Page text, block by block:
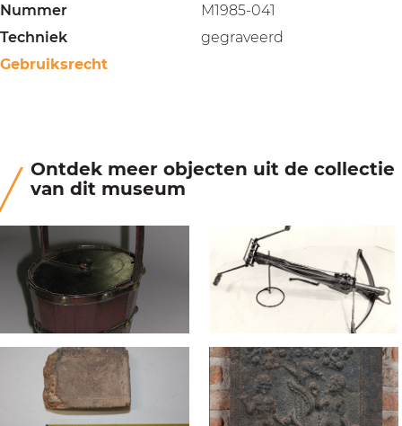
Nummer
M1985-041
Techniek
gegraveerd
Gebruiksrecht
Ontdek meer objecten uit de collectie
van dit museum